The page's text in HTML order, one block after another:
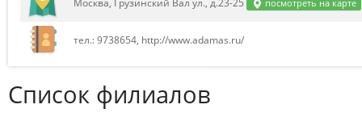
Москва, Грузинский Вал ул., д.23-25 посмотреть на карте
тел.: 9738654, http://www.adamas.ru/
Список филиалов